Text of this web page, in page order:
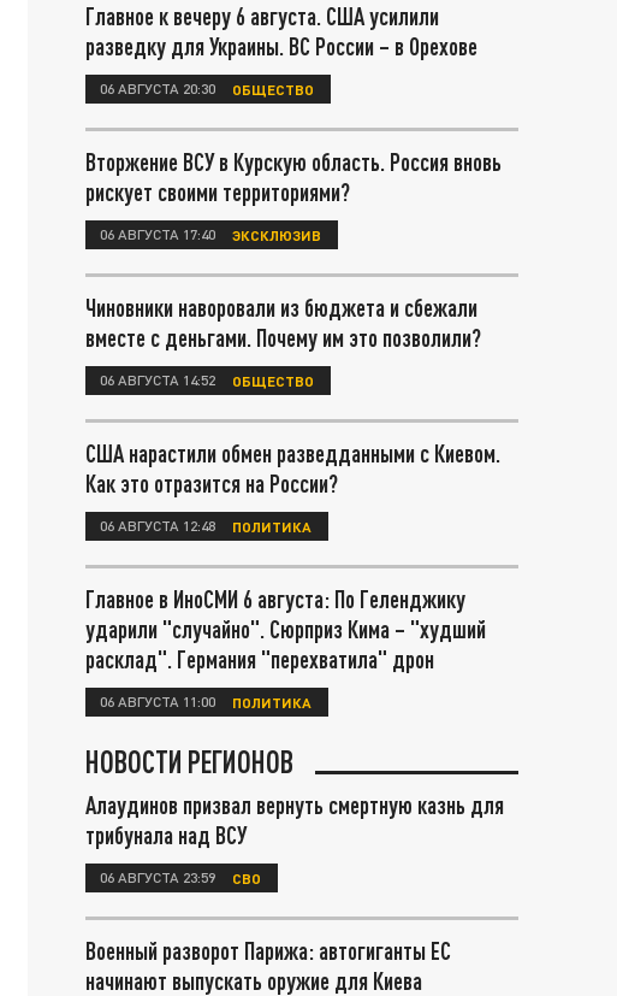
Главное к вечеру 6 августа. США усилили
разведку для Украины. ВС России – в Орехове
06 АВГУСТА 20:30 ОБЩЕСТВО
Вторжение ВСУ в Курскую область. Россия вновь
рискует своими территориями?
06 АВГУСТА 17:40 ЭКСКЛЮЗИВ
Чиновники наворовали из бюджета и сбежали
вместе с деньгами. Почему им это позволили?
06 АВГУСТА 14:52 ОБЩЕСТВО
США нарастили обмен разведданными с Киевом.
Как это отразится на России?
06 АВГУСТА 12:48 ПОЛИТИКА
Главное в ИноСМИ 6 августа: По Геленджику
ударили "случайно". Сюрприз Кима – "худший
расклад". Германия "перехватила" дрон
06 АВГУСТА 11:00 ПОЛИТИКА
НОВОСТИ РЕГИОНОВ
Алаудинов призвал вернуть смертную казнь для
трибунала над ВСУ
06 АВГУСТА 23:59 СВО
Военный разворот Парижа: автогиганты ЕС
начинают выпускать оружие для Киева